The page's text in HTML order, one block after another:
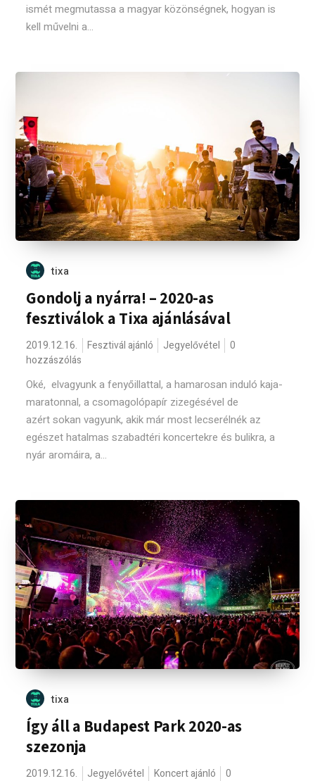
ismét megmutassa a magyar közönségnek, hogyan is
kell művelni a...
tixa
Gondolj a nyárra! – 2020-as
fesztiválok a Tixa ajánlásával
2019.12.16. Fesztivál ajánló Jegyelővétel
0
hozzászólás
Oké, elvagyunk a fenyőillattal, a hamarosan induló kaja-
maratonnal, a csomagolópapír zizegésével de
azért sokan vagyunk, akik már most lecserélnék az
egészet hatalmas szabadtéri koncertekre és bulikra, a
nyár aromáira, a...
tixa
Így áll a Budapest Park 2020-as
szezonja
2019.12.16. Jegyelővétel Koncert ajánló 0